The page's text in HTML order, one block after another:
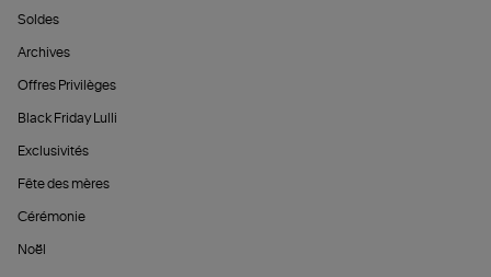
Soldes
Archives
Offres Privilèges
Black Friday Lulli
Exclusivités
Fête des mères
Cérémonie
Noël